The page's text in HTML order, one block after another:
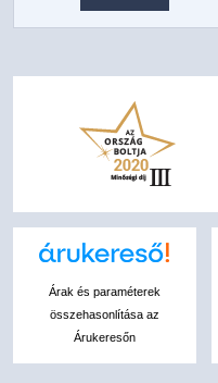
Árak és paraméterek
összehasonlítása az
Árukeresőn